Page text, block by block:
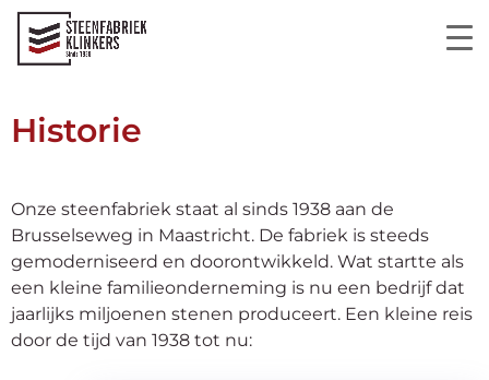
Historie
Onze steenfabriek staat al sinds 1938 aan de
Brusselseweg in Maastricht. De fabriek is steeds
gemoderniseerd en doorontwikkeld. Wat startte als
een kleine familieonderneming is nu een bedrijf dat
jaarlijks miljoenen stenen produceert. Een kleine reis
door de tijd van 1938 tot nu: